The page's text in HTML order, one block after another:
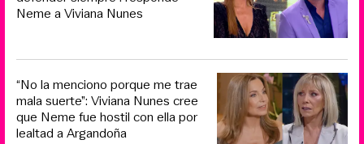
Neme a Viviana Nunes
“No la menciono porque me trae
mala suerte”: Viviana Nunes cree
que Neme fue hostil con ella por
lealtad a Argandoña